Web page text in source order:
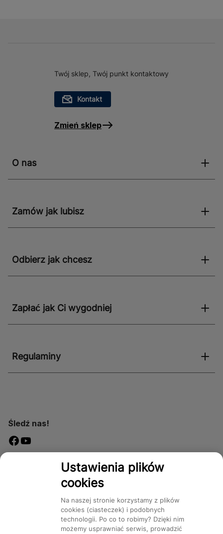
Twój sklep, Twój punkt kontaktowy
Kontakt
Zmień sklep
O nas
Zamów jak lubisz
Odbierz jak chcesz
Zapłać jak Ci wygodniej
Regulaminy
Śledź nas!
Dostępność
Kategorie Produkty Marki CMS
Ustawienia plików
cookies
Na naszej stronie korzystamy z plików
cookies (ciasteczek) i podobnych
technologii. Po co to robimy? Dzięki nim
możemy usprawniać serwis, prowadzić